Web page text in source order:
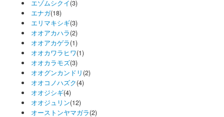
エゾムシクイ(3)
エナガ(18)
エリマキシギ(3)
オオアカハラ(2)
オオアカゲラ(1)
オオカワラヒワ(1)
オオカラモズ(3)
オオグンカンドリ (2)
オオコノハズク(4)
オオジシギ(4)
オオジュリン(12)
オーストンヤマガラ(2)